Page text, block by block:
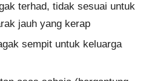
terhad, tidak sesuai untuk
jauh yang kerap
sempit untuk keluarga